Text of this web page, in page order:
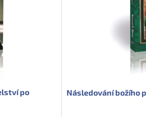
po
Následování božího